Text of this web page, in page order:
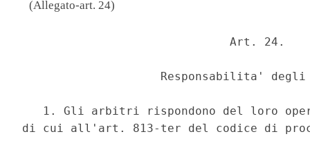
(Allegato-art. 24)
                              Art. 24.
Responsabilita'
1. Gli arbitri rispondono del loro
di cui all'art. 813-ter del codice di